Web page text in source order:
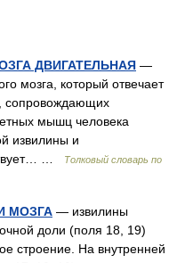
ДВИГАТЕЛЬНАЯ —
мозга, который отвечает
сопровождающих
мышц человека
извилины и
…
Толковый словарь по
МОЗГА — извилины
доли (поля 18, 19)
строение. На внутренней